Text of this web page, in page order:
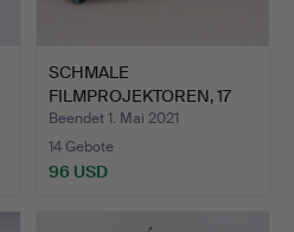
SCHMALE
FILMPROJEKTOREN, 17
Stück, gemisch…
Beendet 1. Mai 2021
14 Gebote
96 USD